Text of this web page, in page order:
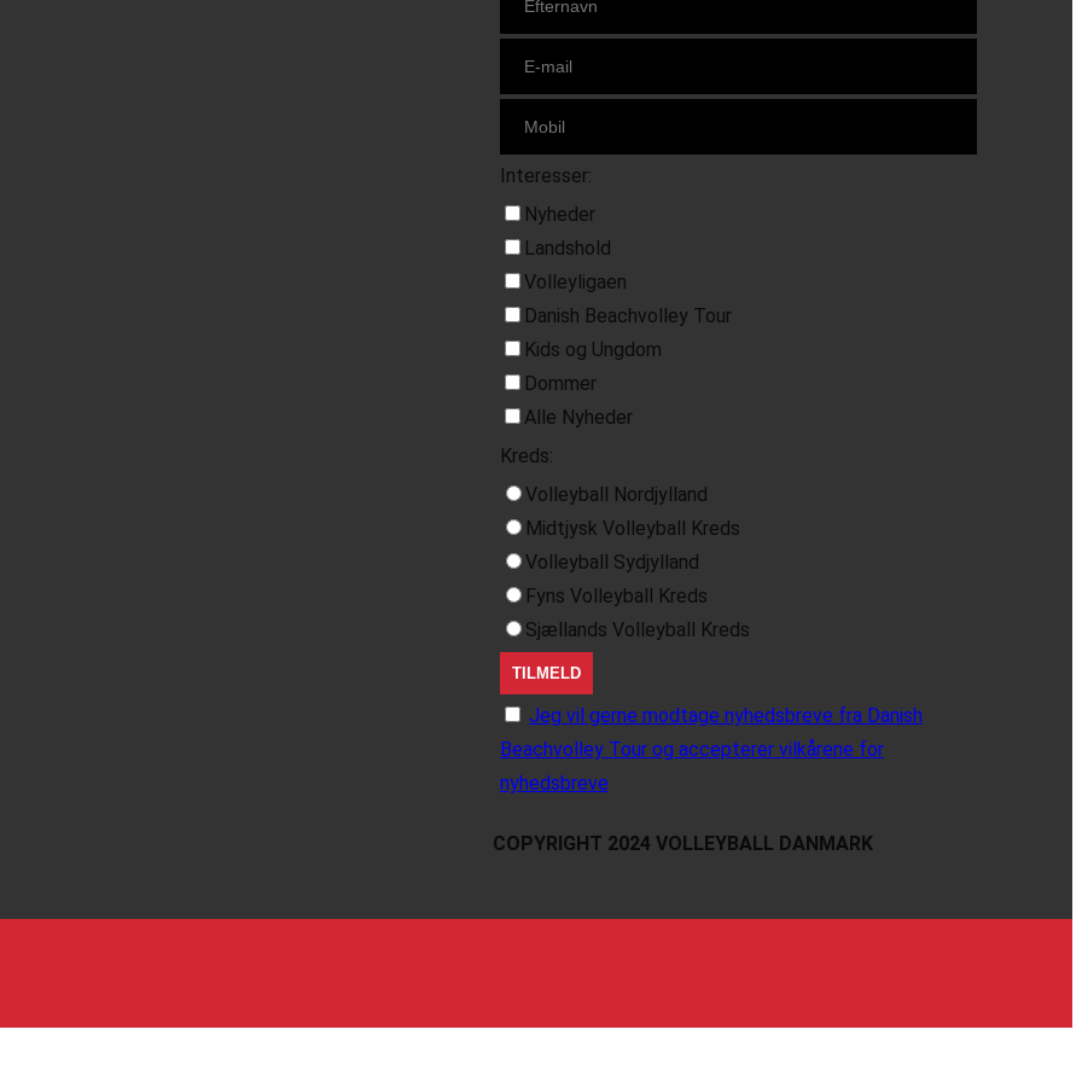
Interesser:
Nyheder
Landshold
Volleyligaen
Danish Beachvolley Tour
Kids og Ungdom
Dommer
Alle Nyheder
Kreds:
Volleyball Nordjylland
Midtjysk Volleyball Kreds
Volleyball Sydjylland
Fyns Volleyball Kreds
Sjællands Volleyball Kreds
Jeg vil gerne modtage nyhedsbreve fra Danish
Beachvolley Tour og accepterer vilkårene for
nyhedsbreve
COPYRIGHT 2024 VOLLEYBALL DANMARK